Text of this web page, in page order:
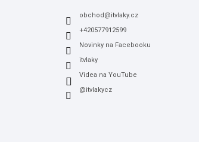
obchod@itvlaky.cz
+420577912599
Novinky na Facebooku
itvlaky
Videa na YouTube
@itvlakycz